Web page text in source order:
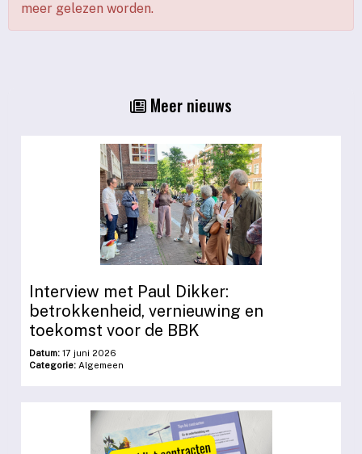
meer gelezen worden.
Meer nieuws
Interview met Paul Dikker:
betrokkenheid, vernieuwing en
toekomst voor de BBK
Datum: 17 juni 2026
Categorie: Algemeen